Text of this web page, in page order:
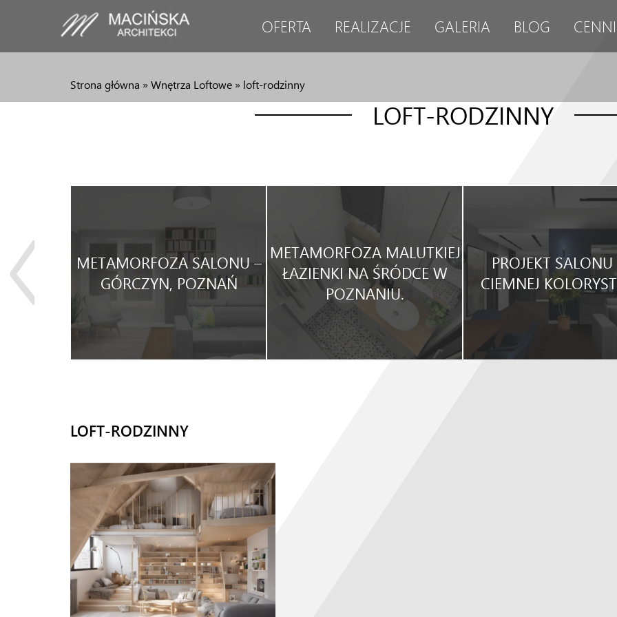
OFERTA REALIZACJE GALERIA BLOG
Strona główna »Wnętrza Loftowe » loft-rodzinny
LOFT-RODZINNY
METAMORFOZA SALONU –
GÓRCZYN, POZNAŃ
METAMORFOZA MALUTKIEJ
ŁAZIENKI NA ŚRÓDCE W
POZNANIU.
PROJEKT
CIEMNEJ
LOFT-RODZINNY